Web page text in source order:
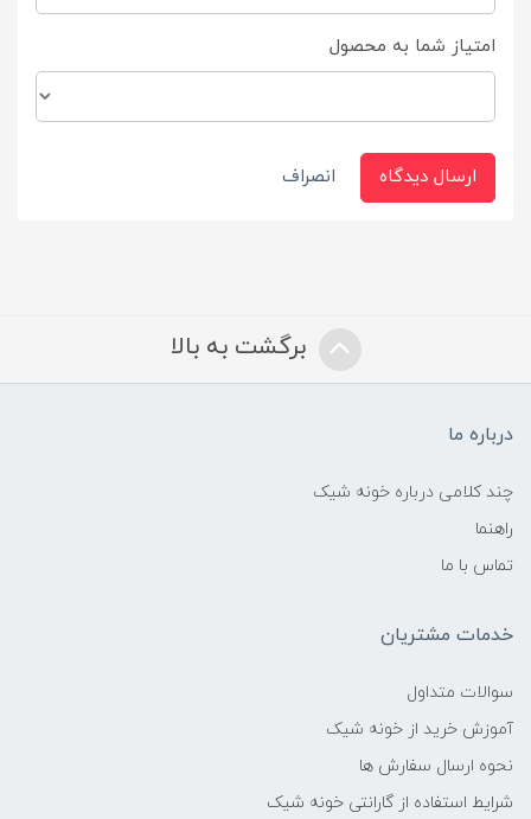
امتیاز شما به محصول
ارسال دیدگاه انصراف
برگشت به بالا
درباره ما
چند کلامی درباره خونه شیک
راهنما
تماس با ما
خدمات مشتریان
سوالات متداول
آموزش خرید از خونه شیک
نحوه ارسال سفارش ها
شرایط استفاده از گارانتی خونه شیک